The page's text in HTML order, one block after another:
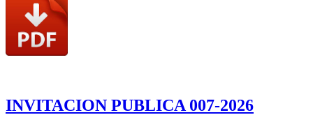
INVITACION PUBLICA 007-2026